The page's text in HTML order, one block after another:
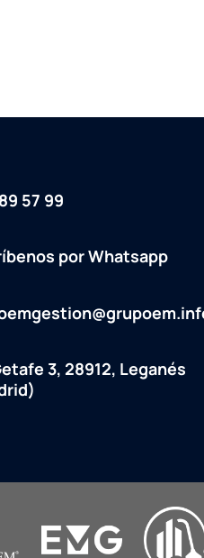
57 99
por Whatsapp
3, 28912, Leganés